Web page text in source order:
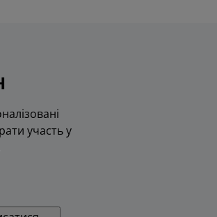
участь у